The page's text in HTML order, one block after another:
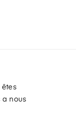
êtes
a nous